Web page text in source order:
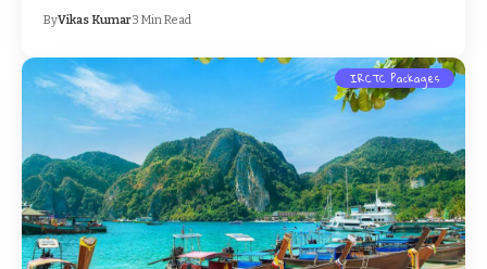
ByVikas Kumar3 Min Read
IRCTC Packages